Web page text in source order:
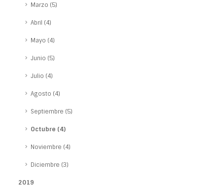
Marzo (5)
Abril (4)
Mayo (4)
Junio (5)
Julio (4)
Agosto (4)
Septiembre (5)
Octubre (4)
Noviembre (4)
Diciembre (3)
2019